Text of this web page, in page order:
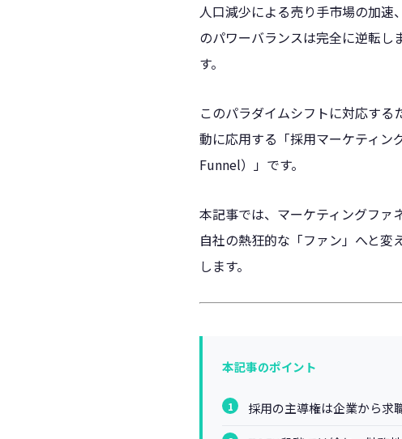
人口減少による売り手市場の加速
のパワーバランスは完全に逆転
す。
このパラダイムシフトに対応す
動に応用する「採用マーケティ
Funnel）」です。
本記事では、マーケティングファ
自社の熱狂的な「ファン」へと
します。
本記事のポイント
採用の主導権は企業から求